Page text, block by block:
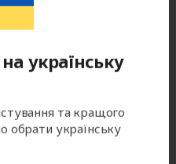
ворот AN-
L
українську
та кращого
обрати українську